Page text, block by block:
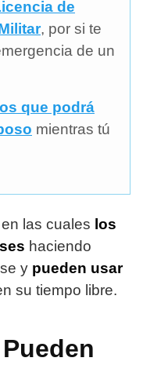
de
, por si te
de un
que podrá
mientras tú
las cuales los
haciendo
y pueden usar
su tiempo libre.